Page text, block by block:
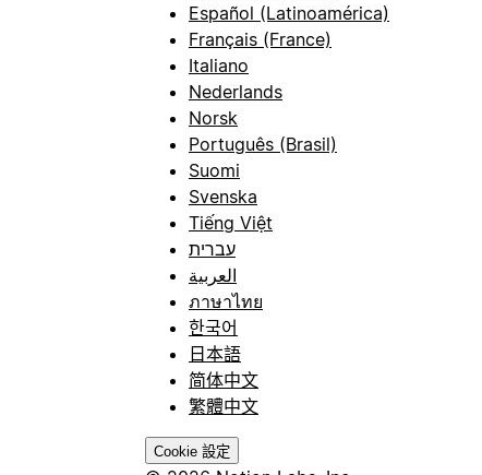
Español (Latinoamérica)
Français (France)
Italiano
Nederlands
Norsk
Português (Brasil)
Suomi
Svenska
Tiếng Việt
עברית
العربية
ภาษาไทย
한국어
日本語
简体中文
繁體中文
Cookie 設定